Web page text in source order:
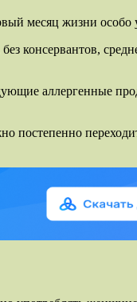
месяц жизни
консервантов,
аллергенные
постепенно